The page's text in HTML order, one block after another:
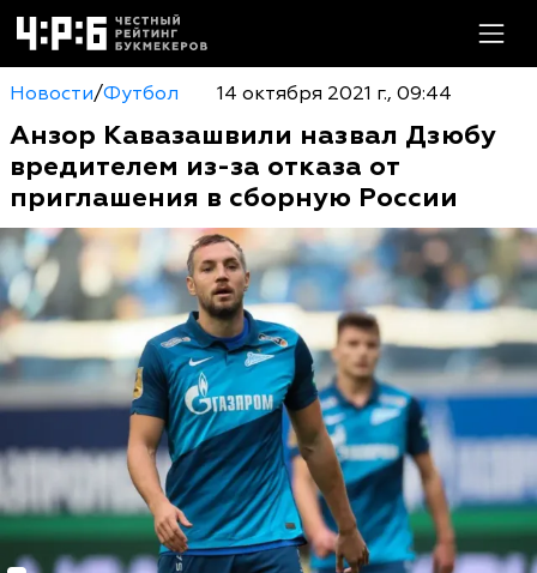
Новости/Футбол 14 октября 2021 г., 09:44
Анзор Кавазашвили назвал Дзюбу
вредителем из-за отказа от
приглашения в сборную России